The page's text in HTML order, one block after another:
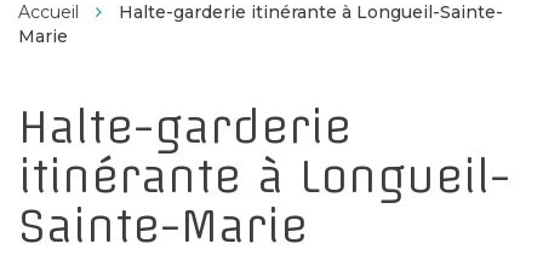
Accueil
Halte-garderie itinérante à Longueil-Sainte-
Marie
Halte-garderie
itinérante à Longueil-
Sainte-Marie